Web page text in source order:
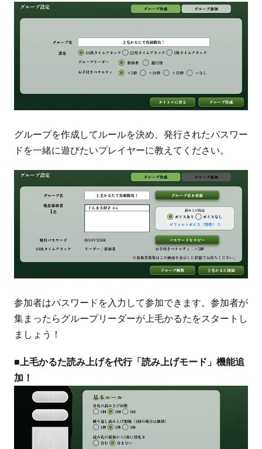
グループを作成してルールを決め、発行されたパスワー
ドを一緒に遊びたいプレイヤーに教えてください。
参加者はパスワードを入力して参加できます。参加者が
集まったらグループリーダーが上毛かるたをスタートし
ましょう！
■上毛かるた読み上げを代行「読み上げモード」機能追
加！